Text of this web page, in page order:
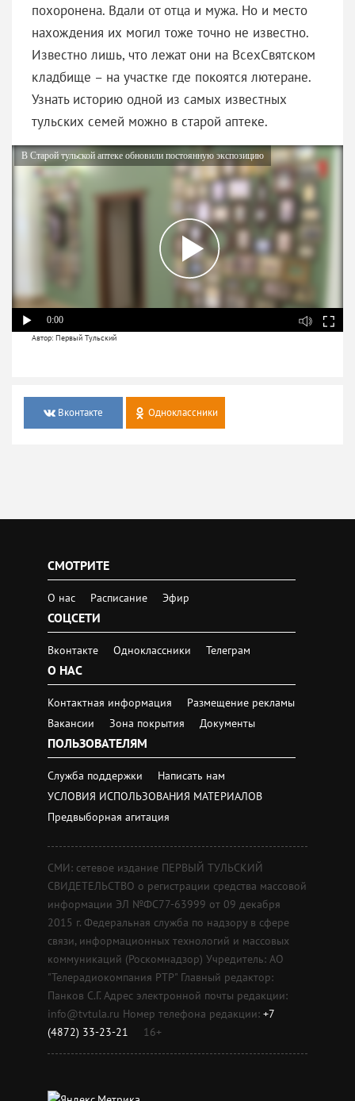
похоронена. Вдали от отца и мужа. Но и место
нахождения их могил тоже точно не известно.
Известно лишь, что лежат они на ВсехСвятском
кладбище – на участке где покоятся лютеране.
Узнать историю одной из самых известных
тульских семей можно в старой аптеке.
В Старой тульской аптеке обновили постоянную экспозицию
0:00
Автор: Первый Тульский
Вконтакте Одноклассники
СМОТРИТЕ
О нас Расписание Эфир
СОЦСЕТИ
Вконтакте Одноклассники Телеграм
О НАС
Контактная информация
Размещение рекламы
Вакансии
Зона покрытия Документы
ПОЛЬЗОВАТЕЛЯМ
Служба поддержки
Написать нам
УСЛОВИЯ ИСПОЛЬЗОВАНИЯ МАТЕРИАЛОВ
Предвыборная агитация
СМИ: сетевое издание ПЕРВЫЙ ТУЛЬСКИЙ
СВИДЕТЕЛЬСТВО о регистрации средства массовой
информации ЭЛ №ФС77-63999 от 09 декабря
2015 г. Федеральная служба по надзору в сфере
связи, информационных технологий и массовых
коммуникаций (Роскомнадзор) Учредитель: АО
"Телерадиокомпания РТР" Главный редактор:
Панков С.Г. Адрес электронной почты редакции:
info@tvtula.ru Номер телефона редакции: +7
(4872) 33-23-21
16+